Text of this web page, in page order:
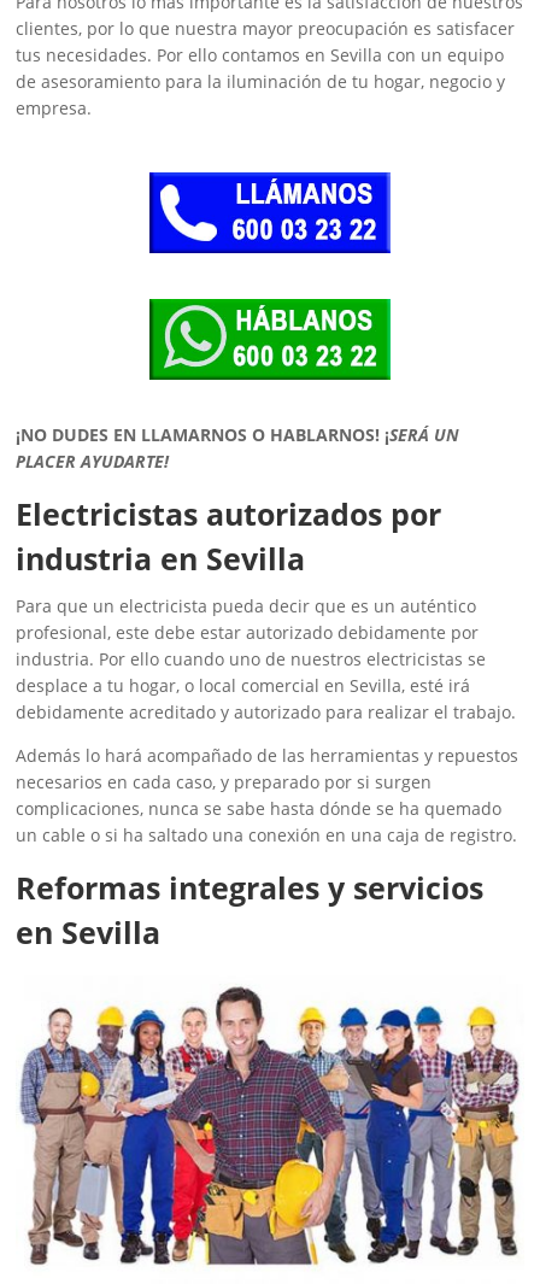
clientes, por lo que nuestra mayor preocupación es satisfacer
tus necesidades. Por ello contamos en Sevilla con un equipo
de asesoramiento para la iluminación de tu hogar, negocio y
empresa.
¡NO DUDES EN LLAMARNOS O HABLARNOS! ¡SERÁ UN
PLACER AYUDARTE!
Electricistas autorizados por
industria en Sevilla
Para que un electricista pueda decir que es un auténtico
profesional, este debe estar autorizado debidamente por
industria. Por ello cuando uno de nuestros electricistas se
desplace a tu hogar, o local comercial en Sevilla, esté irá
debidamente acreditado y autorizado para realizar el trabajo.
Además lo hará acompañado de las herramientas y repuestos
necesarios en cada caso, y preparado por si surgen
complicaciones, nunca se sabe hasta dónde se ha quemado
un cable o si ha saltado una conexión en una caja de registro.
Reformas integrales y servicios
en Sevilla